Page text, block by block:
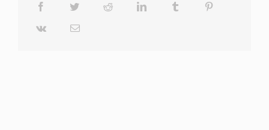
Facebook Twitter Reddit LinkedIn Tumblr
Vk Email